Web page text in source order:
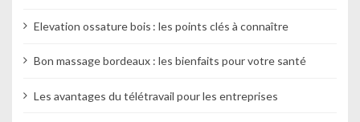
Elevation ossature bois : les points clés à connaître
Bon massage bordeaux : les bienfaits pour votre santé
Les avantages du télétravail pour les entreprises